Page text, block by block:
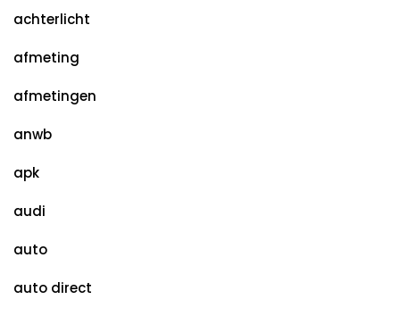
achterlicht
afmeting
afmetingen
anwb
apk
audi
auto
auto direct